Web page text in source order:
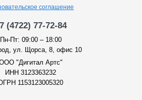
соглашение
(4722) 77-72-84
Пн-Пт: 09:00 – 18:00
ул. Щорса, 8, офис 10
"Дигитал Артс"
ИНН 3123363232
1153123005320